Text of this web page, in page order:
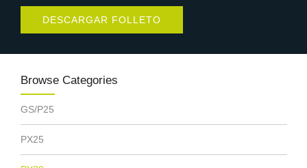
DESCARGAR FOLLETO
Browse Categories
GS/P25
PX25